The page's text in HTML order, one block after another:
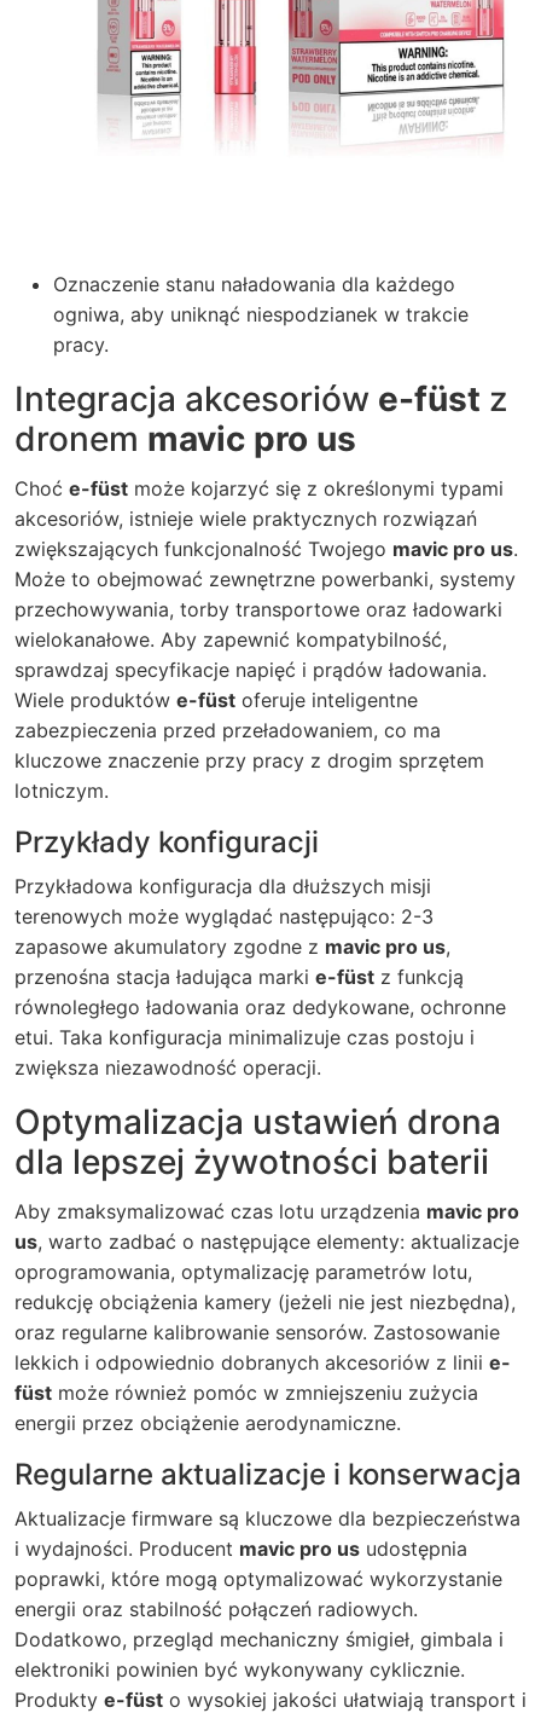
Oznaczenie stanu naładowania dla każdego
ogniwa, aby uniknąć niespodzianek w trakcie
pracy.
Integracja akcesoriów e-füst z
dronem mavic pro us
Choć e-füst może kojarzyć się z określonymi typami
akcesoriów, istnieje wiele praktycznych rozwiązań
zwiększających funkcjonalność Twojego mavic pro us.
Może to obejmować zewnętrzne powerbanki, systemy
przechowywania, torby transportowe oraz ładowarki
wielokanałowe. Aby zapewnić kompatybilność,
sprawdzaj specyfikacje napięć i prądów ładowania.
Wiele produktów e-füst oferuje inteligentne
zabezpieczenia przed przeładowaniem, co ma
kluczowe znaczenie przy pracy z drogim sprzętem
lotniczym.
Przykłady konfiguracji
Przykładowa konfiguracja dla dłuższych misji
terenowych może wyglądać następująco: 2-3
zapasowe akumulatory zgodne z mavic pro us,
przenośna stacja ładująca marki e-füst z funkcją
równoległego ładowania oraz dedykowane, ochronne
etui. Taka konfiguracja minimalizuje czas postoju i
zwiększa niezawodność operacji.
Optymalizacja ustawień drona
dla lepszej żywotności baterii
Aby zmaksymalizować czas lotu urządzenia mavic pro
us, warto zadbać o następujące elementy: aktualizacje
oprogramowania, optymalizację parametrów lotu,
redukcję obciążenia kamery (jeżeli nie jest niezbędna),
oraz regularne kalibrowanie sensorów. Zastosowanie
lekkich i odpowiednio dobranych akcesoriów z linii e-
füst może również pomóc w zmniejszeniu zużycia
energii przez obciążenie aerodynamiczne.
Regularne aktualizacje i konserwacja
Aktualizacje firmware są kluczowe dla bezpieczeństwa
i wydajności. Producent mavic pro us udostępnia
poprawki, które mogą optymalizować wykorzystanie
energii oraz stabilność połączeń radiowych.
Dodatkowo, przegląd mechaniczny śmigieł, gimbala i
elektroniki powinien być wykonywany cyklicznie.
Produkty e-füst o wysokiej jakości ułatwiają transport i